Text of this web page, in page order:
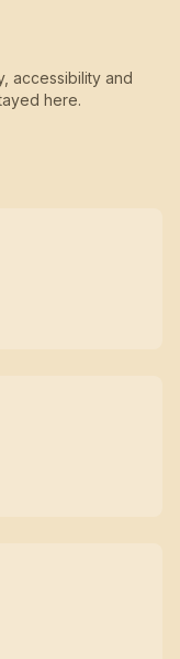
accessibility and
here.